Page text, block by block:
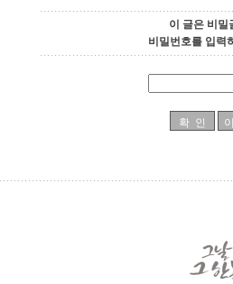
이 글은 비밀
비밀번호를 입력